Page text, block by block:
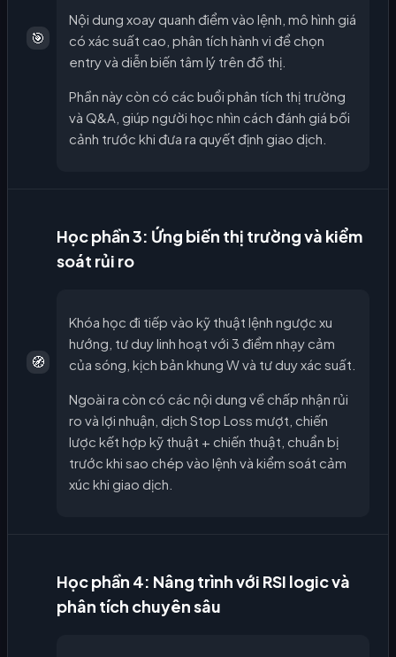
🎯
Nội dung xoay quanh điểm vào lệnh, mô hình giá
có xác suất cao, phân tích hành vi để chọn
entry và diễn biến tâm lý trên đồ thị.
Phần này còn có các buổi phân tích thị trường
và Q&A, giúp người học nhìn cách đánh giá bối
cảnh trước khi đưa ra quyết định giao dịch.
🧭
Học phần 3: Ứng biến thị trường và kiểm
soát rủi ro
Khóa học đi tiếp vào kỹ thuật lệnh ngược xu
hướng, tư duy linh hoạt với 3 điểm nhạy cảm
của sóng, kịch bản khung W và tư duy xác suất.
Ngoài ra còn có các nội dung về chấp nhận rủi
ro và lợi nhuận, dịch Stop Loss mượt, chiến
lược kết hợp kỹ thuật + chiến thuật, chuẩn bị
trước khi sao chép vào lệnh và kiểm soát cảm
xúc khi giao dịch.
Học phần 4: Nâng trình với RSI logic và
phân tích chuyên sâu